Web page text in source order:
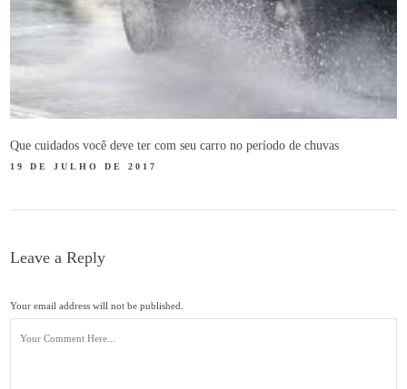
Que cuidados você deve ter com seu carro no período de chuvas
19 DE JULHO DE 2017
Leave a Reply
Your email address will not be published.